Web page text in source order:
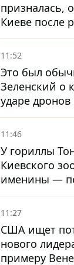
призналась,
Киеве после
ребенка
11:52
Это был
Зеленский о
ударе
где погибли
бабушка и их
11:46
У гориллы
Киевского
именины —
уже больше 90
11:27
США ищет
нового
примеру